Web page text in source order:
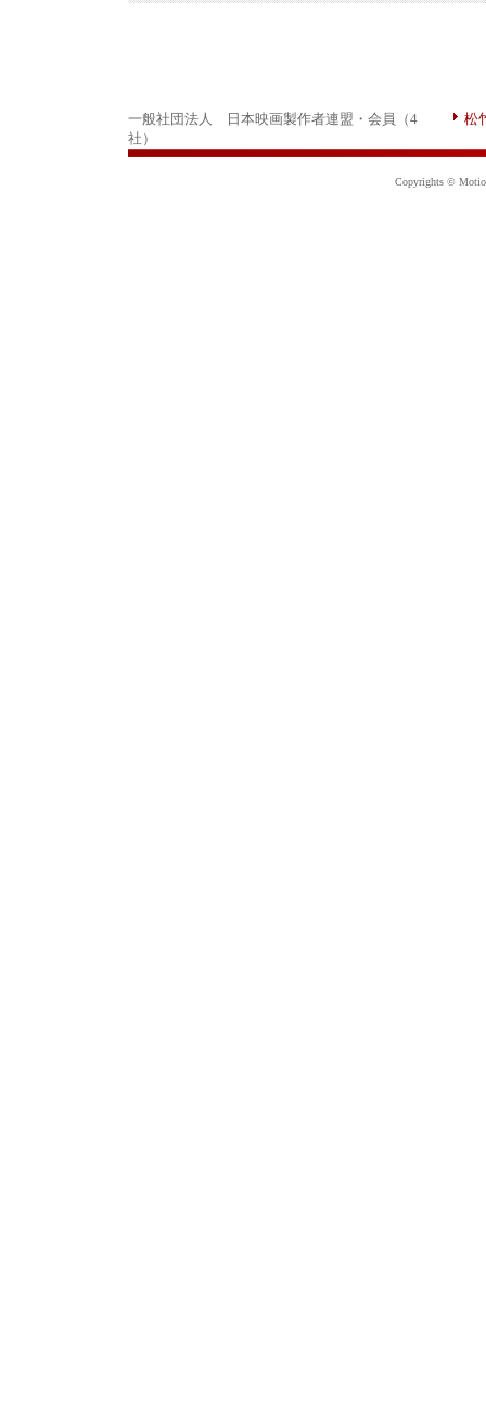
一般社団法人 日本映画製作者連盟・会員（4
社）
松
Copyrights ©